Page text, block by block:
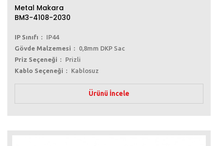
Metal Makara
BM3-4108-2030
IP Sınıfı
IP44
Gövde Malzemesi
0,8mm DKP Sac
Priz Seçeneği
Prizli
Kablo Seçeneği
Kablosuz
Ürünü İncele